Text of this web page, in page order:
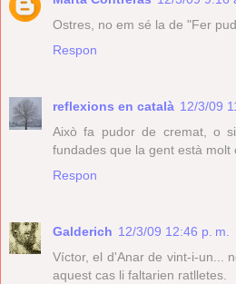
Ostres, no em sé la de "Fer
Respon
reflexions en català 12/3/09
Això fa pudor de cremat, o
fundades que la gent està molt
Respon
Galderich 12/3/09 12:46 p. m.
Víctor, el d'Anar de vint-i-un...
aquest cas li faltarien ratlletes.